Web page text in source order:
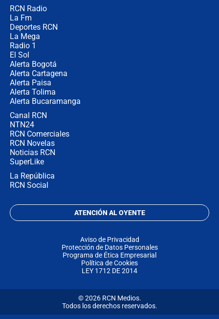
RCN Radio
La Fm
Deportes RCN
La Mega
Radio 1
El Sol
Alerta Bogotá
Alerta Cartagena
Alerta Paisa
Alerta Tolima
Alerta Bucaramanga
Canal RCN
NTN24
RCN Comerciales
RCN Novelas
Noticias RCN
SuperLike
La República
RCN Social
ATENCIÓN AL OYENTE
Aviso de Privacidad
Protección de Datos Personales
Programa de Ética Empresarial
Política de Cookies
LEY 1712 DE 2014
© 2026 RCN Medios.
Todos los derechos reservados.